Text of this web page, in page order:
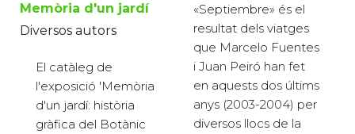
Memòria d'un jardí
Diversos autors
El catàleg de
l'exposició 'Memòria
d'un jardí: història
gràfica del Botànic
«Septiembre» és el
resultat dels viatges
que Marcelo Fuentes
i Juan Peiró han fet
en aquests dos últims
anys (2003-2004) per
diversos llocs de la